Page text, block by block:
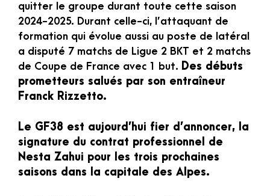
quitter le groupe durant toute cette saison
2024-2025. Durant celle-ci, l’attaquant de
formation qui évolue aussi au poste de latéral
a disputé 7 matchs de Ligue 2 BKT et 2 matchs
de Coupe de France avec 1 but. Des débuts
prometteurs salués par son entraîneur
Franck Rizzetto.
Le GF38 est aujourd’hui fier d’annoncer, la
signature du contrat professionnel de
Nesta Zahui pour les trois prochaines
saisons dans la capitale des Alpes.